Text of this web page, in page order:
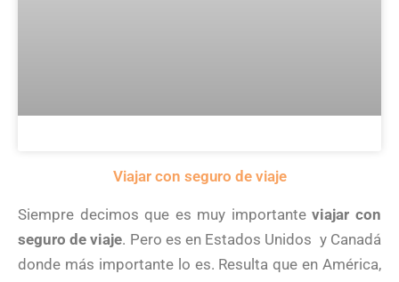
Viajar con seguro de viaje
Siempre decimos que es muy importanteviajar con
seguro de viaje. Pero es en Estados Unidos y Canadá
donde más importante lo es. Resulta que en América,